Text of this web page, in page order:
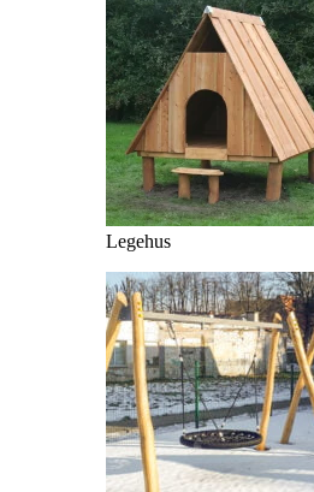
Legehus